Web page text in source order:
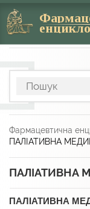
Фармацевтична
ПАЛІАТИВНА
ПАЛІАТИВНА
ПАЛІАТИВНА